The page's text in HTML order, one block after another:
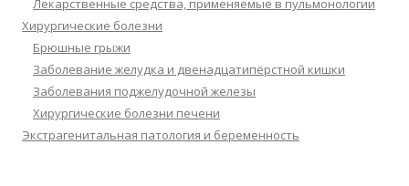
Лекарственные средства, применяемые в пульмонологии
Хирургические болезни
Брюшные грыжи
Заболевание желудка и двенадцатипёрстной кишки
Заболевания поджелудочной железы
Хирургические болезни печени
Экстрагенитальная патология и беременность